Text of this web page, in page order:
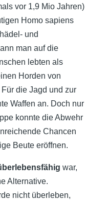
vor 1,9 Mio Jahren)
Homo sapiens
und
man auf die
lebten als
Horden von
die Jagd und zur
Waffen an. Doch nur
konnte die Abwehr
Chancen
Beute eröffnen.
war,
Alternative.
nicht überleben,